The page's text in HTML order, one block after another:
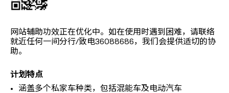
网站辅助功效正在优化中。如在使用时遇到困难，请联络
就近任何一间分行/致电36088686，我们会提供适切的协
助。
计划特点
涵盖多个私家车种类，包括混能车及电动汽车